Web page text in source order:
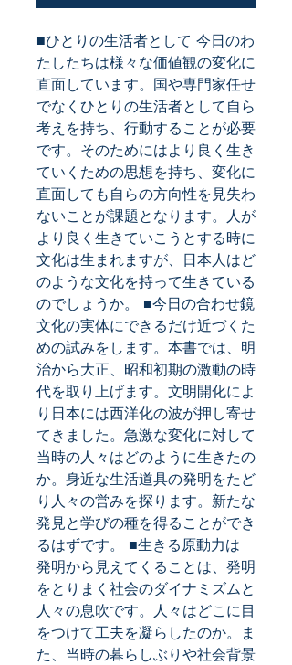
■ひとりの生活者として 今日のわ
たしたちは様々な価値観の変化に
直面しています。国や専門家任せ
でなくひとりの生活者として自ら
考えを持ち、行動することが必要
です。そのためにはより良く生き
ていくための思想を持ち、変化に
直面しても自らの方向性を見失わ
ないことが課題となります。人が
より良く生きていこうとする時に
文化は生まれますが、日本人はど
のような文化を持って生きている
のでしょうか。 ■今日の合わせ鏡
文化の実体にできるだけ近づくた
めの試みをします。本書では、明
治から大正、昭和初期の激動の時
代を取り上げます。文明開化によ
り日本には西洋化の波が押し寄せ
てきました。急激な変化に対して
当時の人々はどのように生きたの
か。身近な生活道具の発明をたど
り人々の営みを探ります。新たな
発見と学びの種を得ることができ
るはずです。 ■生きる原動力は
発明から見えてくることは、発明
をとりまく社会のダイナミズムと
人々の息吹です。人々はどこに目
をつけて工夫を凝らしたのか。ま
た、当時の暮らしぶりや社会背景